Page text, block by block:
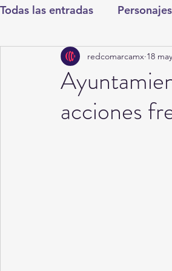
Todas las entradas Personajes
Deportes Salud
Round Cero Columnistas
acciones
redcomarcamx 18